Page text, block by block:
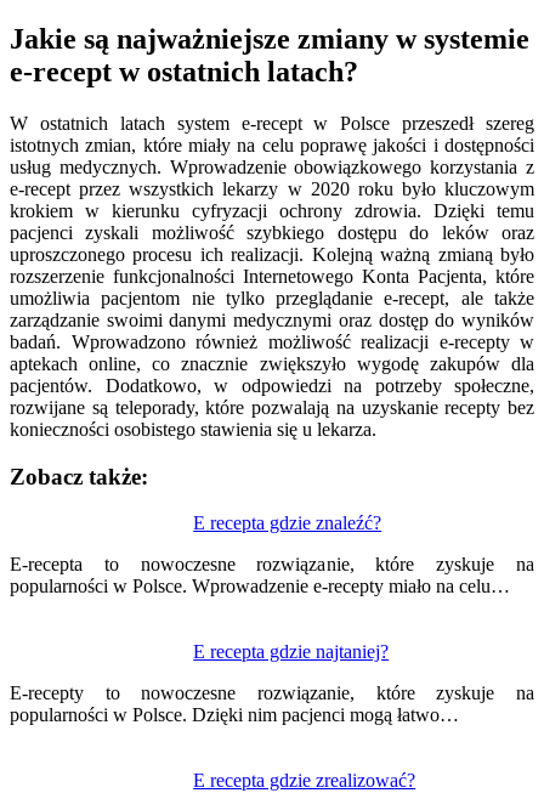
Jakie są najważniejsze zmiany w systemie
e-recept w ostatnich latach?
W ostatnich latach system e-recept w Polsce przeszedł szereg
istotnych zmian, które miały na celu poprawę jakości i dostępności
usług medycznych. Wprowadzenie obowiązkowego korzystania z
e-recept przez wszystkich lekarzy w 2020 roku było kluczowym
krokiem w kierunku cyfryzacji ochrony zdrowia. Dzięki temu
pacjenci zyskali możliwość szybkiego dostępu do leków oraz
uproszczonego procesu ich realizacji. Kolejną ważną zmianą było
rozszerzenie funkcjonalności Internetowego Konta Pacjenta, które
umożliwia pacjentom nie tylko przeglądanie e-recept, ale także
zarządzanie swoimi danymi medycznymi oraz dostęp do wyników
badań. Wprowadzono również możliwość realizacji e-recepty w
aptekach online, co znacznie zwiększyło wygodę zakupów dla
pacjentów. Dodatkowo, w odpowiedzi na potrzeby społeczne,
rozwijane są teleporady, które pozwalają na uzyskanie recepty bez
konieczności osobistego stawienia się u lekarza.
Zobacz także:
E recepta gdzie znaleźć?
E-recepta to nowoczesne rozwiązanie, które zyskuje na
popularności w Polsce. Wprowadzenie e-recepty miało na celu…
E recepta gdzie najtaniej?
E-recepty to nowoczesne rozwiązanie, które zyskuje na
popularności w Polsce. Dzięki nim pacjenci mogą łatwo…
E recepta gdzie zrealizować?
wpisu